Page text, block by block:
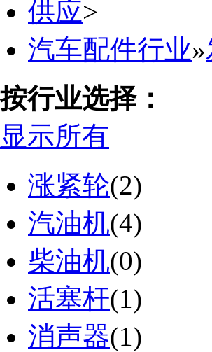
供应>
汽车配件行业»
按行业选择：
显示所有
涨紧轮(2)
汽油机(4)
柴油机(0)
活塞杆(1)
消声器(1)